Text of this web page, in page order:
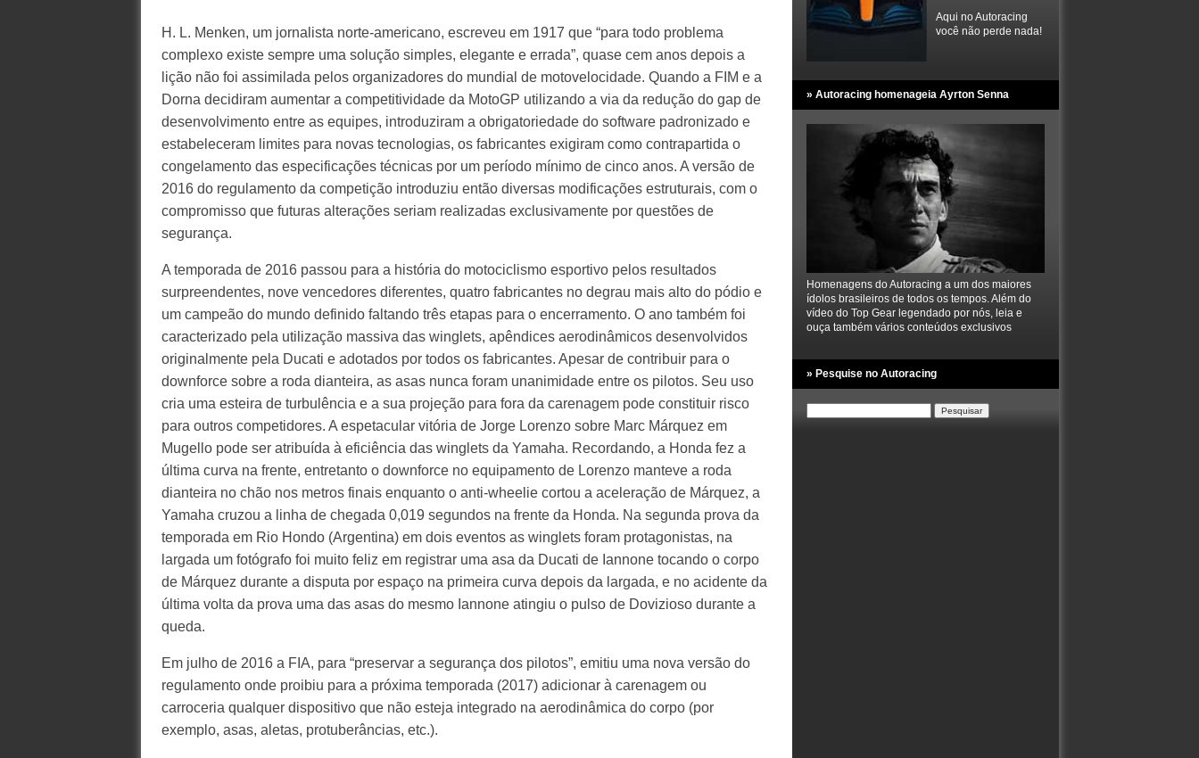
H. L. Menken, um jornalista norte-americano, escreveu em 1917 que “para todo problema
complexo existe sempre uma solução simples, elegante e errada”, quase cem anos depois a
lição não foi assimilada pelos organizadores do mundial de motovelocidade. Quando a FIM e a
Dorna decidiram aumentar a competitividade da MotoGP utilizando a via da redução do gap de
desenvolvimento entre as equipes, introduziram a obrigatoriedade do software padronizado e
estabeleceram limites para novas tecnologias, os fabricantes exigiram como contrapartida o
congelamento das especificações técnicas por um período mínimo de cinco anos. A versão de
2016 do regulamento da competição introduziu então diversas modificações estruturais, com o
compromisso que futuras alterações seriam realizadas exclusivamente por questões de
segurança.
A temporada de 2016 passou para a história do motociclismo esportivo pelos resultados
surpreendentes, nove vencedores diferentes, quatro fabricantes no degrau mais alto do pódio e
um campeão do mundo definido faltando três etapas para o encerramento. O ano também foi
caracterizado pela utilização massiva das winglets, apêndices aerodinâmicos desenvolvidos
originalmente pela Ducati e adotados por todos os fabricantes. Apesar de contribuir para o
downforce sobre a roda dianteira, as asas nunca foram unanimidade entre os pilotos. Seu uso
cria uma esteira de turbulência e a sua projeção para fora da carenagem pode constituir risco
para outros competidores. A espetacular vitória de Jorge Lorenzo sobre Marc Márquez em
Mugello pode ser atribuída à eficiência das winglets da Yamaha. Recordando, a Honda fez a
última curva na frente, entretanto o downforce no equipamento de Lorenzo manteve a roda
dianteira no chão nos metros finais enquanto o anti-wheelie cortou a aceleração de Márquez, a
Yamaha cruzou a linha de chegada 0,019 segundos na frente da Honda. Na segunda prova da
temporada em Rio Hondo (Argentina) em dois eventos as winglets foram protagonistas, na
largada um fotógrafo foi muito feliz em registrar uma asa da Ducati de Iannone tocando o corpo
de Márquez durante a disputa por espaço na primeira curva depois da largada, e no acidente da
última volta da prova uma das asas do mesmo Iannone atingiu o pulso de Dovizioso durante a
queda.
Em julho de 2016 a FIA, para “preservar a segurança dos pilotos”, emitiu uma nova versão do
regulamento onde proibiu para a próxima temporada (2017) adicionar à carenagem ou
carroceria qualquer dispositivo que não esteja integrado na aerodinâmica do corpo (por
exemplo, asas, aletas, protuberâncias, etc.).
Aqui no Autoracing
você não perde nada!
» Autoracing homenageia Ayrton Senna
Homenagens do Autoracing a um dos maiores
ídolos brasileiros de todos os tempos. Além do
vídeo do Top Gear legendado por nós, leia e
ouça também vários conteúdos exclusivos
» Pesquise no Autoracing
por: